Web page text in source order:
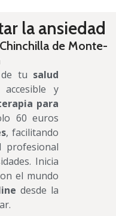
la ansiedad
de Monte-
tu salud
y
para
60 euros
, facilitando
Inicia
el mundo
desde la